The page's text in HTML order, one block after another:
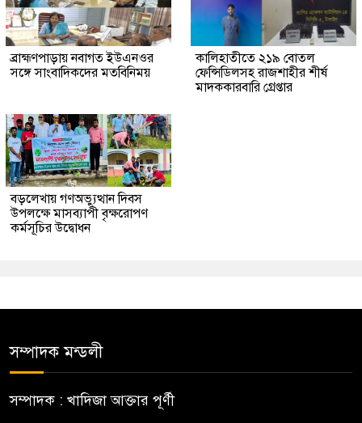
ব্রাহ্মণপাড়ায় নবাগত ইউএনওর
সঙ্গে সাংবাদিকদের মতবিনিময়
কালিহাতীতে ২১৯ বোতল
ফেন্সিডিলসহ রাজশাহীর শীর্ষ
মাদককারবারি গ্রেপ্তার
বড়লেখায় গণঅভ্যুত্থান দিবস
উপলক্ষে মাসব্যাপী বৃক্ষরোপণ
কর্মসূচির উদ্বোধন
সম্পাদক মন্ডলী
সম্পাদক : খাদিজা আক্তার পূর্ণী